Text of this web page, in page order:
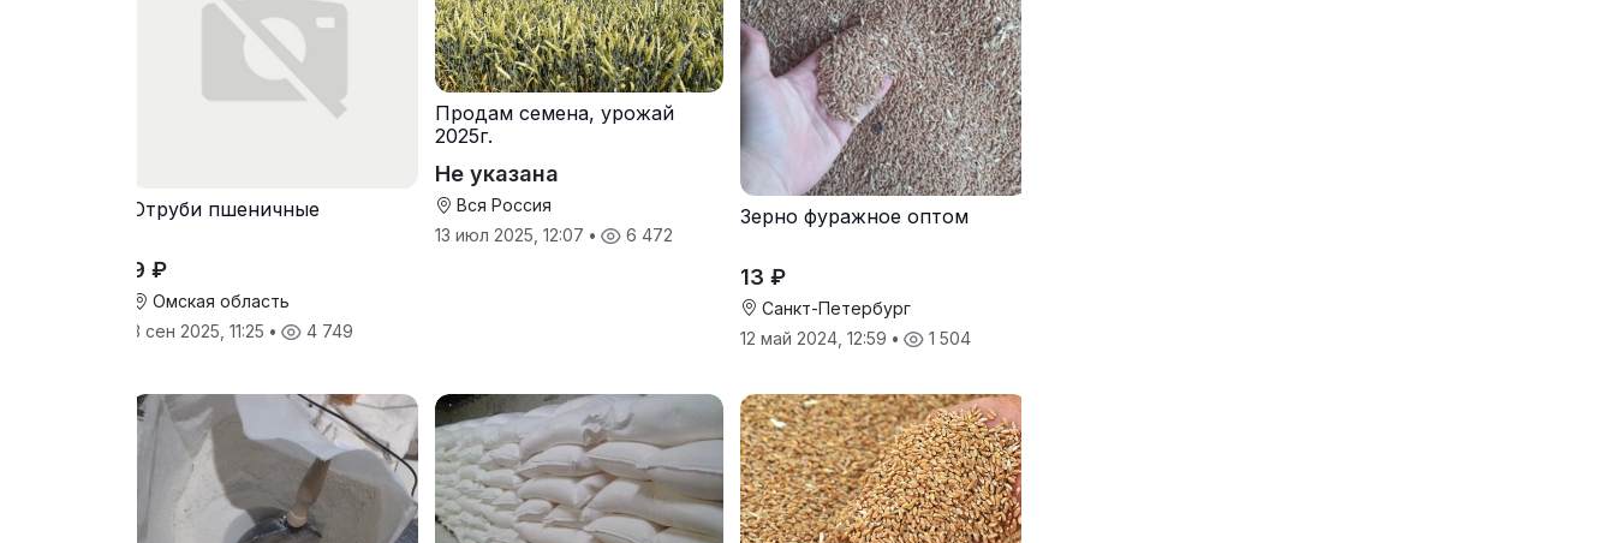
Отруби пшеничные
9 ₽
Омская область
3 сен 2025, 11:25 • 4 749
Продам семена, урожай
2025г.
Не указана
Вся Россия
13 июл 2025, 12:07 • 6 472
Зерно фуражное оптом
13 ₽
Санкт-Петербург
12 май 2024, 12:59 • 1 504